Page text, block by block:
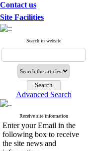
Contact us
Site Facilities
Search in website
Advanced Search
Receive site information
Enter your Email in the
following box to receive
the site news and